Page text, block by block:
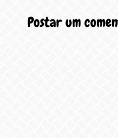
Postar um